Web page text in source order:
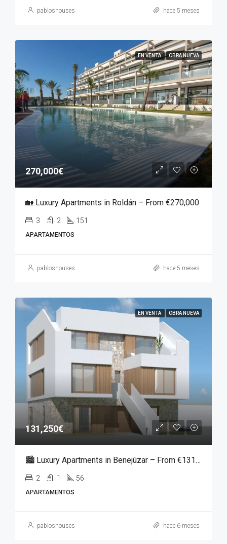
pabloshouses hace 5 meses
EN VENTA OBRA NUEVA
270,000€
🏡 Luxury Apartments in Roldán – From €270,000
3 2 151
APARTAMENTOS
pabloshouses hace 5 meses
EN VENTA OBRA NUEVA
131,250€
🏙️ Luxury Apartments in Benejúzar – From €131,250
2 1 56
APARTAMENTOS
pabloshouses hace 6 meses